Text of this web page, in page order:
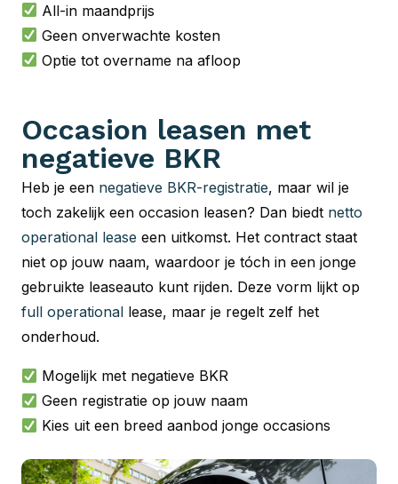
All-in maandprijs
Geen onverwachte kosten
Optie tot overname na afloop
Occasion leasen met
negatieve BKR
Heb je een negatieve BKR-registratie, maar wil je
toch zakelijk een occasion leasen? Dan biedt netto
operational lease een uitkomst. Het contract staat
niet op jouw naam, waardoor je tóch in een jonge
gebruikte leaseauto kunt rijden. Deze vorm lijkt op
full operational lease, maar je regelt zelf het
onderhoud.
Mogelijk met negatieve BKR
Geen registratie op jouw naam
Kies uit een breed aanbod jonge occasions